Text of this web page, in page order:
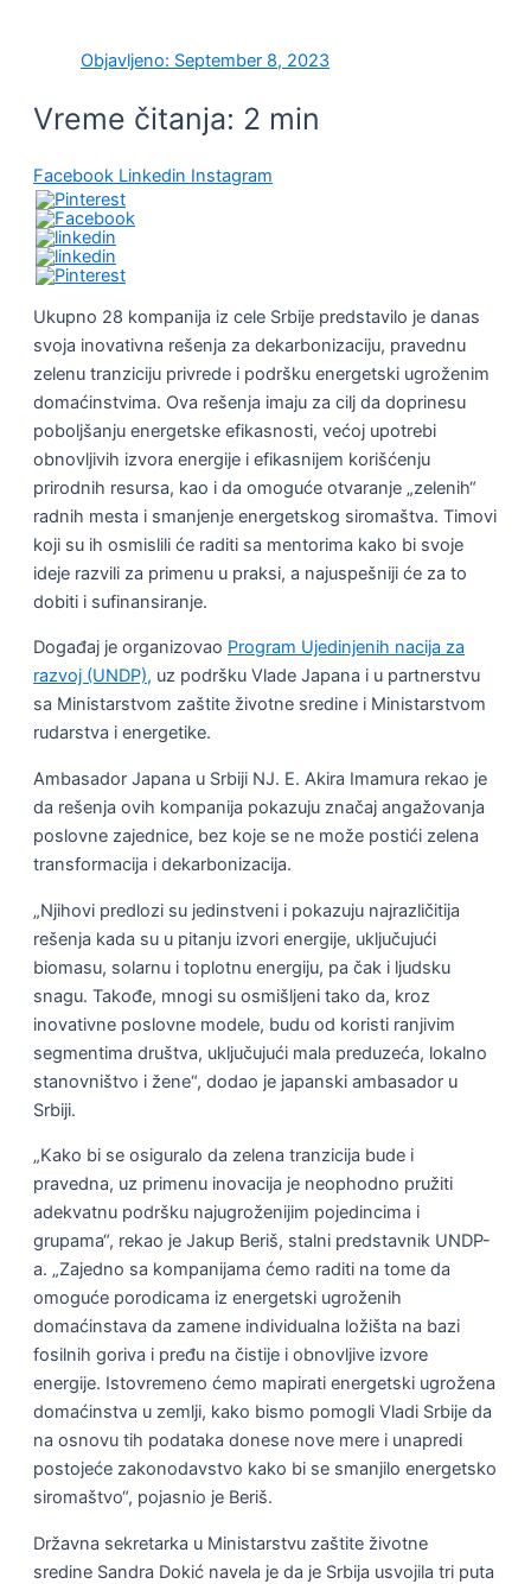
Objavljeno: September 8, 2023
Vreme čitanja: 2 min
Facebook Linkedin Instagram
Ukupno 28 kompanija iz cele Srbije predstavilo je danas
svoja inovativna rešenja za dekarbonizaciju, pravednu
zelenu tranziciju privrede i podršku energetski ugroženim
domaćinstvima. Ova rešenja imaju za cilj da doprinesu
poboljšanju energetske efikasnosti, većoj upotrebi
obnovljivih izvora energije i efikasnijem korišćenju
prirodnih resursa, kao i da omoguće otvaranje „zelenih“
radnih mesta i smanjenje energetskog siromaštva. Timovi
koji su ih osmislili će raditi sa mentorima kako bi svoje
ideje razvili za primenu u praksi, a najuspešniji će za to
dobiti i sufinansiranje.
Događaj je organizovao Program Ujedinjenih nacija za
razvoj (UNDP), uz podršku Vlade Japana i u partnerstvu
sa Ministarstvom zaštite životne sredine i Ministarstvom
rudarstva i energetike.
Ambasador Japana u Srbiji NJ. E. Akira Imamura rekao je
da rešenja ovih kompanija pokazuju značaj angažovanja
poslovne zajednice, bez koje se ne može postići zelena
transformacija i dekarbonizacija.
„Njihovi predlozi su jedinstveni i pokazuju najrazličitija
rešenja kada su u pitanju izvori energije, uključujući
biomasu, solarnu i toplotnu energiju, pa čak i ljudsku
snagu. Takođe, mnogi su osmišljeni tako da, kroz
inovativne poslovne modele, budu od koristi ranjivim
segmentima društva, uključujući mala preduzeća, lokalno
stanovništvo i žene“, dodao je japanski ambasador u
Srbiji.
„Kako bi se osiguralo da zelena tranzicija bude i
pravedna, uz primenu inovacija je neophodno pružiti
adekvatnu podršku najugroženijim pojedincima i
grupama“, rekao je Jakup Beriš, stalni predstavnik UNDP-
a. „Zajedno sa kompanijama ćemo raditi na tome da
omoguće porodicama iz energetski ugroženih
domaćinstava da zamene individualna ložišta na bazi
fosilnih goriva i pređu na čistije i obnovljive izvore
energije. Istovremeno ćemo mapirati energetski ugrožena
domaćinstva u zemlji, kako bismo pomogli Vladi Srbije da
na osnovu tih podataka donese nove mere i unapredi
postojeće zakonodavstvo kako bi se smanjilo energetsko
siromaštvo“, pojasnio je Beriš.
Državna sekretarka u Ministarstvu zaštite životne
sredine Sandra Dokić navela je da je Srbija usvojila tri puta